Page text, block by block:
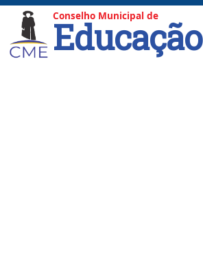
Conselho Municipal de
Educação